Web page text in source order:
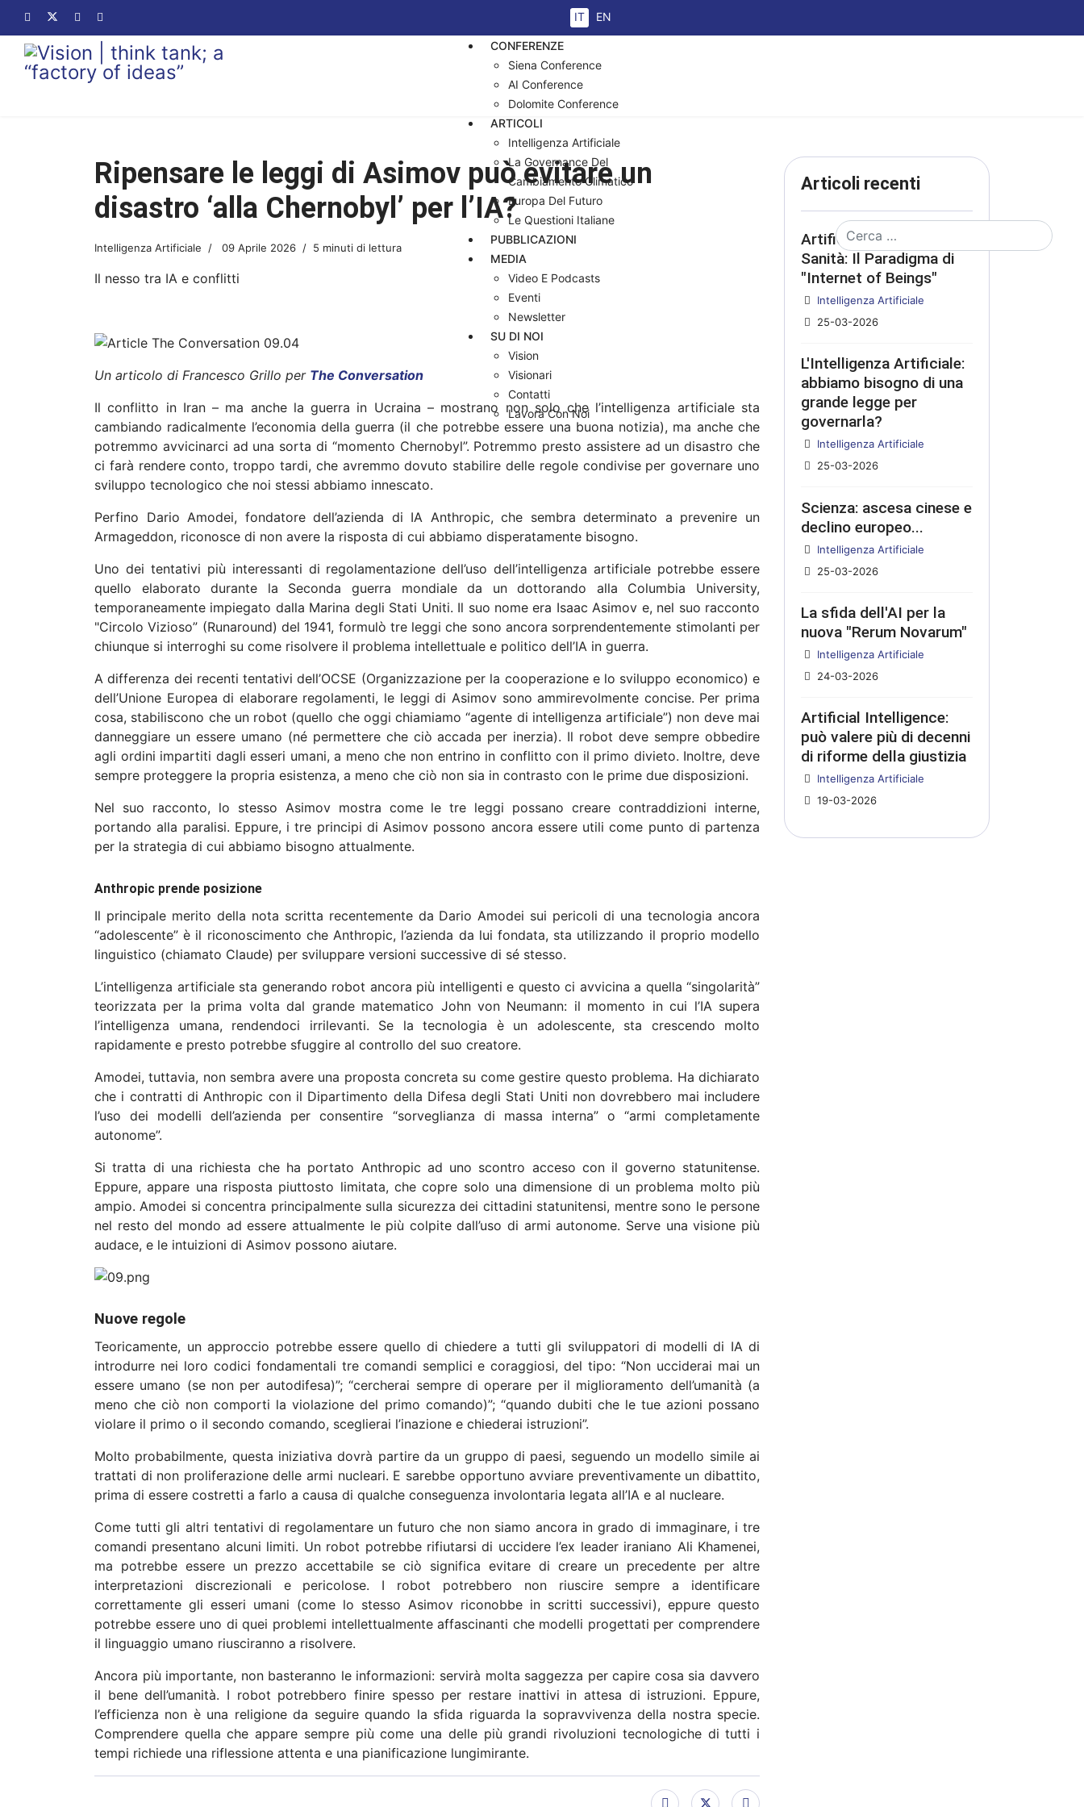
Seleziona la tua lingua
IT EN
CONFERENZE
Siena Conference
AI Conference
Dolomite Conference
ARTICOLI
Intelligenza Artificiale
La Governance Del
Cambiamento Climatico
Europa Del Futuro
Le Questioni Italiane
PUBBLICAZIONI
MEDIA
Video E Podcasts
Eventi
Newsletter
SU DI NOI
Vision
Visionari
Contatti
Lavora Con Noi
Cerca
Ripensare le leggi di Asimov può evitare un
disastro ‘alla Chernobyl’ per l’IA?
Intelligenza Artificiale 09 Aprile 2026 5 minuti di lettura
Il nesso tra IA e conflitti
Un articolo di Francesco Grillo per The Conversation
Il conflitto in Iran – ma anche la guerra in Ucraina – mostrano non solo che l’intelligenza artificiale sta
cambiando radicalmente l’economia della guerra (il che potrebbe essere una buona notizia), ma anche che
potremmo avvicinarci ad una sorta di “momento Chernobyl”. Potremmo presto assistere ad un disastro che
ci farà rendere conto, troppo tardi, che avremmo dovuto stabilire delle regole condivise per governare uno
sviluppo tecnologico che noi stessi abbiamo innescato.
Perfino Dario Amodei, fondatore dell’azienda di IA Anthropic, che sembra determinato a prevenire un
Armageddon, riconosce di non avere la risposta di cui abbiamo disperatamente bisogno.
Uno dei tentativi più interessanti di regolamentazione dell’uso dell’intelligenza artificiale potrebbe essere
quello elaborato durante la Seconda guerra mondiale da un dottorando alla Columbia University,
temporaneamente impiegato dalla Marina degli Stati Uniti. Il suo nome era Isaac Asimov e, nel suo racconto
"Circolo Vizioso” (Runaround) del 1941, formulò tre leggi che sono ancora sorprendentemente stimolanti per
chiunque si interroghi su come risolvere il problema intellettuale e politico dell’IA in guerra.
A differenza dei recenti tentativi dell’OCSE (Organizzazione per la cooperazione e lo sviluppo economico) e
dell’Unione Europea di elaborare regolamenti, le leggi di Asimov sono ammirevolmente concise. Per prima
cosa, stabiliscono che un robot (quello che oggi chiamiamo “agente di intelligenza artificiale”) non deve mai
danneggiare un essere umano (né permettere che ciò accada per inerzia). Il robot deve sempre obbedire
agli ordini impartiti dagli esseri umani, a meno che non entrino in conflitto con il primo divieto. Inoltre, deve
sempre proteggere la propria esistenza, a meno che ciò non sia in contrasto con le prime due disposizioni.
Nel suo racconto, lo stesso Asimov mostra come le tre leggi possano creare contraddizioni interne,
portando alla paralisi. Eppure, i tre principi di Asimov possono ancora essere utili come punto di partenza
per la strategia di cui abbiamo bisogno attualmente.
Anthropic prende posizione
Il principale merito della nota scritta recentemente da Dario Amodei sui pericoli di una tecnologia ancora
“adolescente” è il riconoscimento che Anthropic, l’azienda da lui fondata, sta utilizzando il proprio modello
linguistico (chiamato Claude) per sviluppare versioni successive di sé stesso.
L’intelligenza artificiale sta generando robot ancora più intelligenti e questo ci avvicina a quella “singolarità”
teorizzata per la prima volta dal grande matematico John von Neumann: il momento in cui l’IA supera
l’intelligenza umana, rendendoci irrilevanti. Se la tecnologia è un adolescente, sta crescendo molto
rapidamente e presto potrebbe sfuggire al controllo del suo creatore.
Amodei, tuttavia, non sembra avere una proposta concreta su come gestire questo problema. Ha dichiarato
che i contratti di Anthropic con il Dipartimento della Difesa degli Stati Uniti non dovrebbero mai includere
l’uso dei modelli dell’azienda per consentire “sorveglianza di massa interna” o “armi completamente
autonome”.
Si tratta di una richiesta che ha portato Anthropic ad uno scontro acceso con il governo statunitense.
Eppure, appare una risposta piuttosto limitata, che copre solo una dimensione di un problema molto più
ampio. Amodei si concentra principalmente sulla sicurezza dei cittadini statunitensi, mentre sono le persone
nel resto del mondo ad essere attualmente le più colpite dall’uso di armi autonome. Serve una visione più
audace, e le intuizioni di Asimov possono aiutare.
Nuove regole
Teoricamente, un approccio potrebbe essere quello di chiedere a tutti gli sviluppatori di modelli di IA di
introdurre nei loro codici fondamentali tre comandi semplici e coraggiosi, del tipo: “Non ucciderai mai un
essere umano (se non per autodifesa)”; “cercherai sempre di operare per il miglioramento dell’umanità (a
meno che ciò non comporti la violazione del primo comando)”; “quando dubiti che le tue azioni possano
violare il primo o il secondo comando, sceglierai l’inazione e chiederai istruzioni”.
Molto probabilmente, questa iniziativa dovrà partire da un gruppo di paesi, seguendo un modello simile ai
trattati di non proliferazione delle armi nucleari. E sarebbe opportuno avviare preventivamente un dibattito,
prima di essere costretti a farlo a causa di qualche conseguenza involontaria legata all’IA e al nucleare.
Come tutti gli altri tentativi di regolamentare un futuro che non siamo ancora in grado di immaginare, i tre
comandi presentano alcuni limiti. Un robot potrebbe rifiutarsi di uccidere l’ex leader iraniano Ali Khamenei,
ma potrebbe essere un prezzo accettabile se ciò significa evitare di creare un precedente per altre
interpretazioni discrezionali e pericolose. I robot potrebbero non riuscire sempre a identificare
correttamente gli esseri umani (come lo stesso Asimov riconobbe in scritti successivi), eppure questo
potrebbe essere uno di quei problemi intellettualmente affascinanti che modelli progettati per comprendere
il linguaggio umano riusciranno a risolvere.
Ancora più importante, non basteranno le informazioni: servirà molta saggezza per capire cosa sia davvero
il bene dell’umanità. I robot potrebbero finire spesso per restare inattivi in attesa di istruzioni. Eppure,
l’efficienza non è una religione da seguire quando la sfida riguarda la sopravvivenza della nostra specie.
Comprendere quella che appare sempre più come una delle più grandi rivoluzioni tecnologiche di tutti i
tempi richiede una riflessione attenta e una pianificazione lungimirante.
Articoli recenti
Artificial Intelligence e
Sanità: Il Paradigma di
"Internet of Beings"
Dettagli
Intelligenza Artificiale
25-03-2026
L'Intelligenza Artificiale:
abbiamo bisogno di una
grande legge per
governarla?
Dettagli
Intelligenza Artificiale
25-03-2026
Scienza: ascesa cinese e
declino europeo...
Dettagli
Intelligenza Artificiale
25-03-2026
La sfida dell'AI per la
nuova "Rerum Novarum"
Dettagli
Intelligenza Artificiale
24-03-2026
Artificial Intelligence:
può valere più di decenni
di riforme della giustizia
Dettagli
Intelligenza Artificiale
19-03-2026